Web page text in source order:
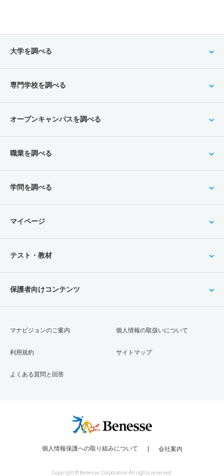
大学を調べる
専門学校を調べる
オープンキャンパスを調べる
職業を調べる
学問を調べる
マイページ
テスト・教材
保護者向けコンテンツ
マナビジョンのご案内
利用規約
よくある質問と回答
個人情報の取扱いについて
サイトマップ
個人情報保護への取り組みについて 会社案内
Copyright © Benesse Corporation All rights reserved.